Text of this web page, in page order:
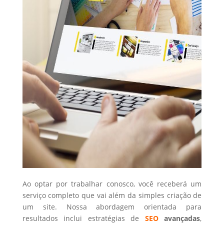
Ao optar por trabalhar conosco, você receberá um
serviço completo que vai além da simples criação de
um site. Nossa abordagem orientada para
resultados inclui estratégias de SEOavançadas,